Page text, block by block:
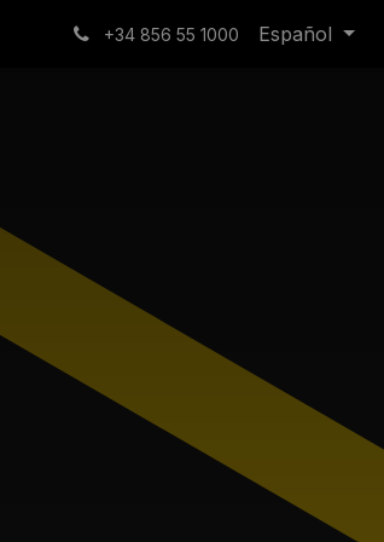
Contacto +34 856 55 1000 Español